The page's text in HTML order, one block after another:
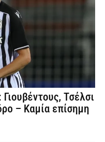
Τσέλσι
– Καμία επίσημη